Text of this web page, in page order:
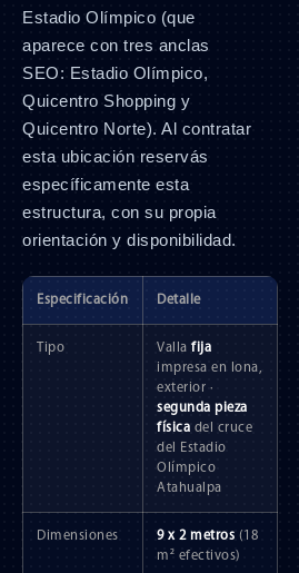
Estadio Olímpico (que
aparece con tres anclas
SEO: Estadio Olímpico,
Quicentro Shopping y
Quicentro Norte). Al contratar
esta ubicación reservás
específicamente esta
estructura, con su propia
orientación y disponibilidad.
Especificación Detalle
Tipo Valla fija
impresa en lona,
exterior ·
segunda pieza
física del cruce
del Estadio
Olímpico
Atahualpa
Dimensiones 9 x 2 metros (18
m² efectivos)